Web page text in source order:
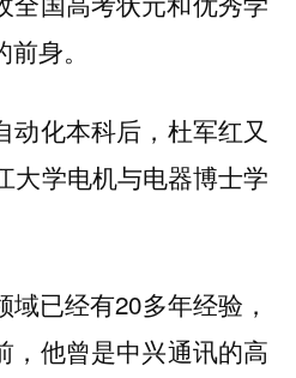
身。
动化本科后，杜军红又
大学电机与电器博士学
已经有20多年经验，
，他曾是中兴通讯的高